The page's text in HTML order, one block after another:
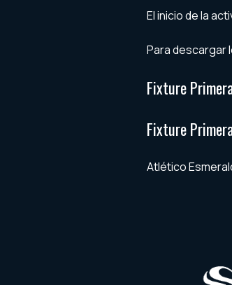
El inicio de la
Para descargar
Fixture
Fixture
Atlético